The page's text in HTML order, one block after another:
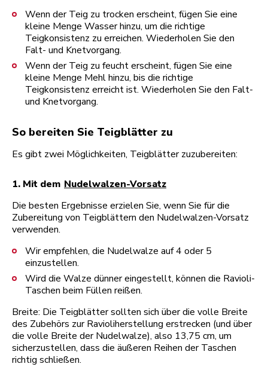
Wenn der Teig zu trocken erscheint, fügen Sie eine
kleine Menge Wasser hinzu, um die richtige
Teigkonsistenz zu erreichen. Wiederholen Sie den
Falt- und Knetvorgang.
Wenn der Teig zu feucht erscheint, fügen Sie eine
kleine Menge Mehl hinzu, bis die richtige
Teigkonsistenz erreicht ist. Wiederholen Sie den Falt-
und Knetvorgang.
So bereiten Sie Teigblätter zu
Es gibt zwei Möglichkeiten, Teigblätter zuzubereiten:
1. Mit dem Nudelwalzen-Vorsatz
Die besten Ergebnisse erzielen Sie, wenn Sie für die
Zubereitung von Teigblättern den Nudelwalzen-Vorsatz
verwenden.
Wir empfehlen, die Nudelwalze auf 4 oder 5
einzustellen.
Wird die Walze dünner eingestellt, können die Ravioli-
Taschen beim Füllen reißen.
Breite: Die Teigblätter sollten sich über die volle Breite
des Zubehörs zur Ravioliherstellung erstrecken (und über
die volle Breite der Nudelwalze), also 13,75 cm, um
sicherzustellen, dass die äußeren Reihen der Taschen
richtig schließen.